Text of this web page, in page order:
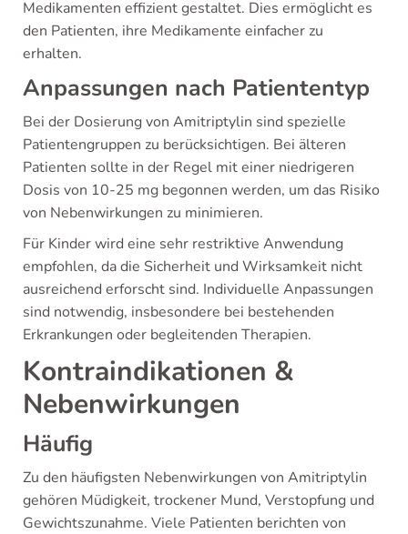
Medikamenten effizient gestaltet. Dies ermöglicht es
den Patienten, ihre Medikamente einfacher zu
erhalten.
Anpassungen nach Patiententyp
Bei der Dosierung von Amitriptylin sind spezielle
Patientengruppen zu berücksichtigen. Bei älteren
Patienten sollte in der Regel mit einer niedrigeren
Dosis von 10-25 mg begonnen werden, um das Risiko
von Nebenwirkungen zu minimieren.
Für Kinder wird eine sehr restriktive Anwendung
empfohlen, da die Sicherheit und Wirksamkeit nicht
ausreichend erforscht sind. Individuelle Anpassungen
sind notwendig, insbesondere bei bestehenden
Erkrankungen oder begleitenden Therapien.
Kontraindikationen &
Nebenwirkungen
Häufig
Zu den häufigsten Nebenwirkungen von Amitriptylin
gehören Müdigkeit, trockener Mund, Verstopfung und
Gewichtszunahme. Viele Patienten berichten von